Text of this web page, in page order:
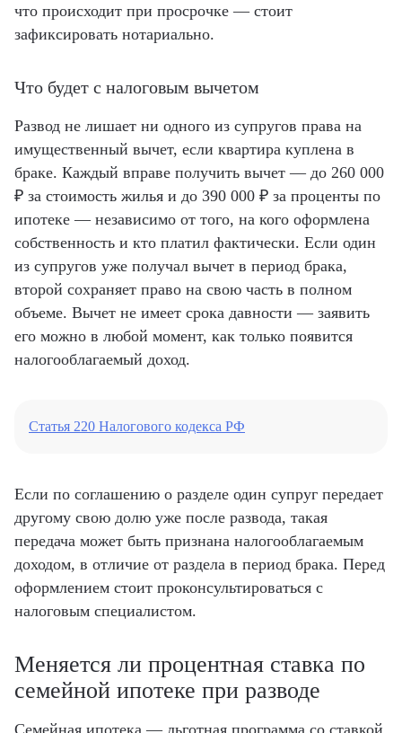
что происходит при просрочке — стоит
зафиксировать нотариально.
Что будет с налоговым вычетом
Развод не лишает ни одного из супругов права на
имущественный вычет, если квартира куплена в
браке. Каждый вправе получить вычет — до 260 000
₽ за стоимость жилья и до 390 000 ₽ за проценты по
ипотеке — независимо от того, на кого оформлена
собственность и кто платил фактически. Если один
из супругов уже получал вычет в период брака,
второй сохраняет право на свою часть в полном
объеме. Вычет не имеет срока давности — заявить
его можно в любой момент, как только появится
налогооблагаемый доход.
Статья 220 Налогового кодекса РФ
Если по соглашению о разделе один супруг передает
другому свою долю уже после развода, такая
передача может быть признана налогооблагаемым
доходом, в отличие от раздела в период брака. Перед
оформлением стоит проконсультироваться с
налоговым специалистом.
Меняется ли процентная ставка по
семейной ипотеке при разводе
Семейная ипотека — льготная программа со ставкой